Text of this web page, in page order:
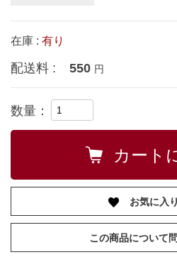
在庫 : 有り
配送料 : 550 円
数量：
お気に入
この商品について